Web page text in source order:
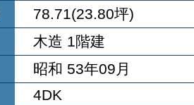
78.71(23.80坪)
木造 1階建
昭和 53年09月
4DK